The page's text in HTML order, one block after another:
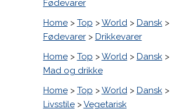
Fødevarer
Home> Top >World> Dansk>
Fødevarer> Drikkevarer
Home> Top >World> Dansk>
Mad og drikke
Home> Top >World> Dansk>
Livsstile>Vegetarisk